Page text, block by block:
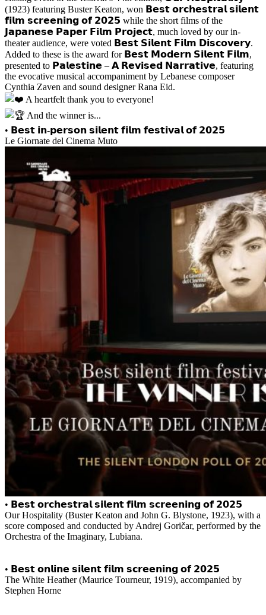
(1923) featuring Buster Keaton, won 𝗕𝗲𝘀𝘁 𝗼𝗿𝗰𝗵𝗲𝘀𝘁𝗿𝗮𝗹 𝘀𝗶𝗹𝗲𝗻𝘁
𝗳𝗶𝗹𝗺 𝘀𝗰𝗿𝗲𝗲𝗻𝗶𝗻𝗴 𝗼𝗳 𝟮𝟬𝟮𝟱 while the short films of the
𝗝𝗮𝗽𝗮𝗻𝗲𝘀𝗲 𝗣𝗮𝗽𝗲𝗿 𝗙𝗶𝗹𝗺 𝗣𝗿𝗼𝗷𝗲𝗰𝘁, much loved by our in-
theater audience, were voted 𝗕𝗲𝘀𝘁 𝗦𝗶𝗹𝗲𝗻𝘁 𝗙𝗶𝗹𝗺 𝗗𝗶𝘀𝗰𝗼𝘃𝗲𝗿𝘆.
Added to these is the award for 𝗕𝗲𝘀𝘁 𝗠𝗼𝗱𝗲𝗿𝗻 𝗦𝗶𝗹𝗲𝗻𝘁 𝗙𝗶𝗹𝗺,
presented to 𝗣𝗮𝗹𝗲𝘀𝘁𝗶𝗻𝗲 – 𝗔 𝗥𝗲𝘃𝗶𝘀𝗲𝗱 𝗡𝗮𝗿𝗿𝗮𝘁𝗶𝘃𝗲, featuring
the evocative musical accompaniment by Lebanese composer
Cynthia Zaven and sound designer Rana Eid.
A heartfelt thank you to everyone!
And the winner is...
• 𝗕𝗲𝘀𝘁 𝗶𝗻-𝗽𝗲𝗿𝘀𝗼𝗻 𝘀𝗶𝗹𝗲𝗻𝘁 𝗳𝗶𝗹𝗺 𝗳𝗲𝘀𝘁𝗶𝘃𝗮𝗹 𝗼𝗳 𝟮𝟬𝟮𝟱
Le Giornate del Cinema Muto
• 𝗕𝗲𝘀𝘁 𝗼𝗿𝗰𝗵𝗲𝘀𝘁𝗿𝗮𝗹 𝘀𝗶𝗹𝗲𝗻𝘁 𝗳𝗶𝗹𝗺 𝘀𝗰𝗿𝗲𝗲𝗻𝗶𝗻𝗴 𝗼𝗳 𝟮𝟬𝟮𝟱
Our Hospitality (Buster Keaton and John G. Blystone, 1923), with a
score composed and conducted by Andrej Goričar, performed by the
Orchestra of the Imaginary, Lubiana.
• 𝗕𝗲𝘀𝘁 𝗼𝗻𝗹𝗶𝗻𝗲 𝘀𝗶𝗹𝗲𝗻𝘁 𝗳𝗶𝗹𝗺 𝘀𝗰𝗿𝗲𝗲𝗻𝗶𝗻𝗴 𝗼𝗳 𝟮𝟬𝟮𝟱
The White Heather (Maurice Tourneur, 1919), accompanied by
Stephen Horne